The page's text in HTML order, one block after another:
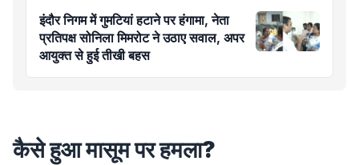
इंदौर निगम में गुमटियां हटाने पर हंगामा, नेता
प्रतिपक्ष सोनिला मिमरोट ने उठाए सवाल, अपर
आयुक्त से हुई तीखी बहस
कैसे हुआ मासूम पर हमला?